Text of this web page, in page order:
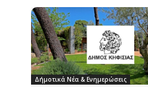
Δήμοτικά Νέα & Ενημερώσεις